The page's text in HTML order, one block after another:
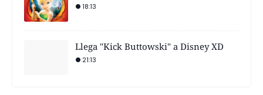
18:13
Llega "Kick Buttowski" a Disney XD
21:13